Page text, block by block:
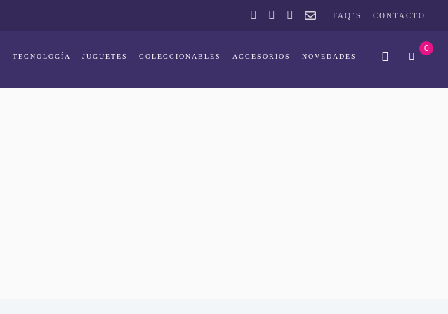
FAQ’S CONTACTO
TECNOLOGÍA JUGUETES COLECCIONABLES ACCESORIOS NOVEDADES
0